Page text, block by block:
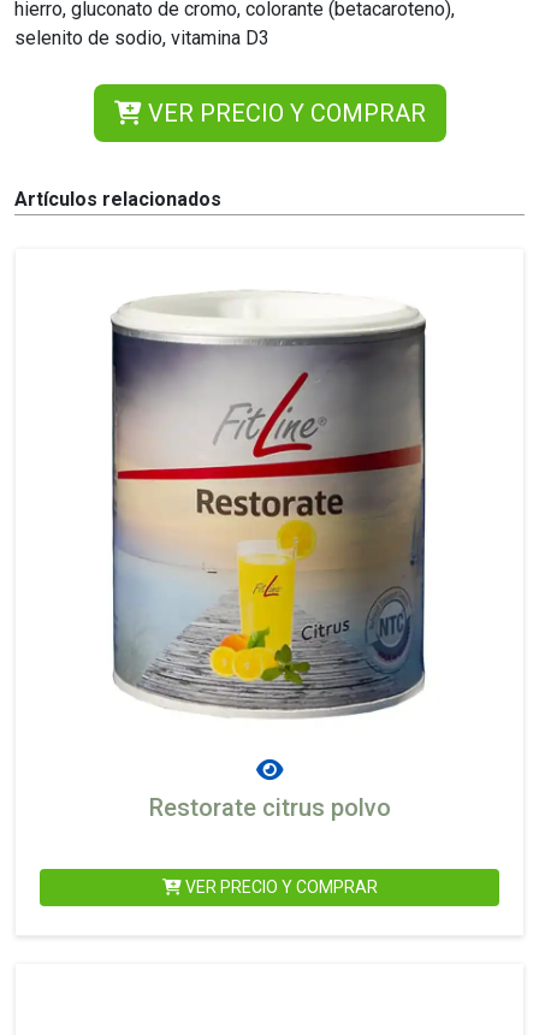
hierro, gluconato de cromo, colorante (betacaroteno),
selenito de sodio, vitamina D3
VER PRECIO Y COMPRAR
Artículos relacionados
Restorate citrus polvo
VER PRECIO Y COMPRAR